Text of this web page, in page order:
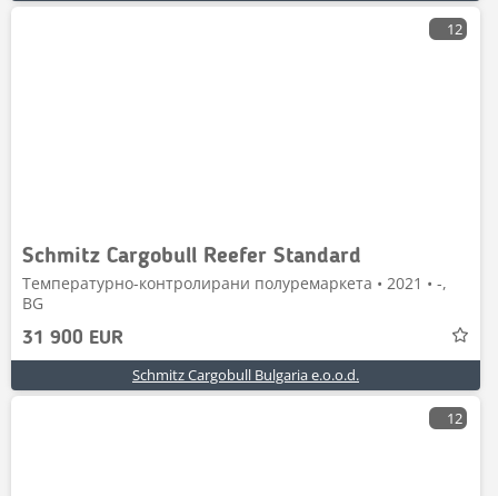
12
Schmitz Cargobull Reefer Standard
Температурно-контролирани полуремаркета • 2021 • -,
BG
31 900 EUR
Schmitz Cargobull Bulgaria e.o.o.d.
12